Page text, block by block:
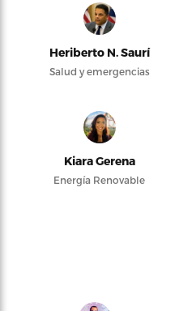
Heriberto N. Saurí
Salud y emergencias
Kiara Gerena
Energía Renovable